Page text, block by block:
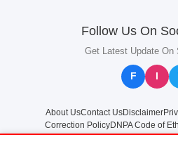
Follow Us On
Get Latest Update On
F I
About UsContact UsDisclaimer
Correction PolicyDNPA Code of